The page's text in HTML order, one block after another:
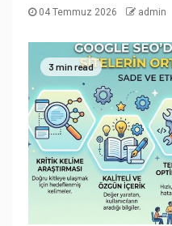
04 Temmuz 2026 admin
3 min read